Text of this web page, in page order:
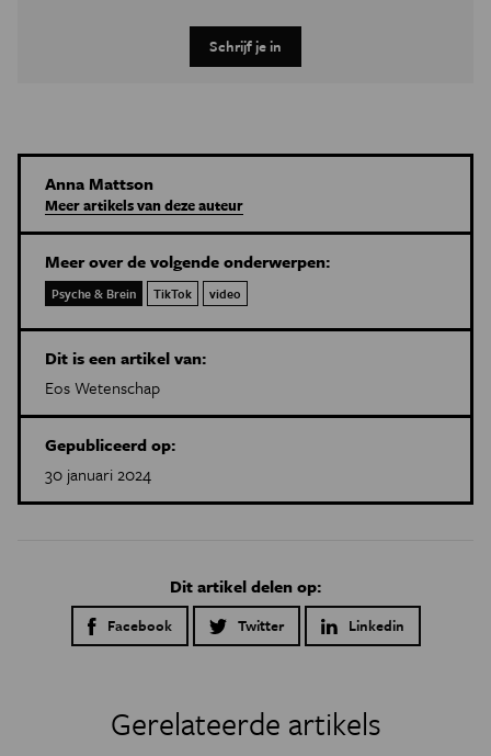
Schrijf je in
Anna Mattson
Meer artikels van deze auteur
Meer over de volgende onderwerpen:
Psyche & Brein TikTok video
Dit is een artikel van:
Eos Wetenschap
Gepubliceerd op:
30 januari 2024
Dit artikel delen op:
Facebook Twitter Linkedin
Gerelateerde artikels